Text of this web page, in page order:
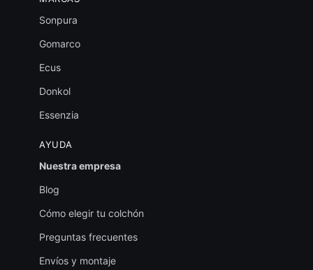
Sonpura
Gomarco
Ecus
Donkol
Essenzia
AYUDA
Nuestra empresa
Blog
Cómo elegir tu colchón
Preguntas frecuentes
Envíos y montaje